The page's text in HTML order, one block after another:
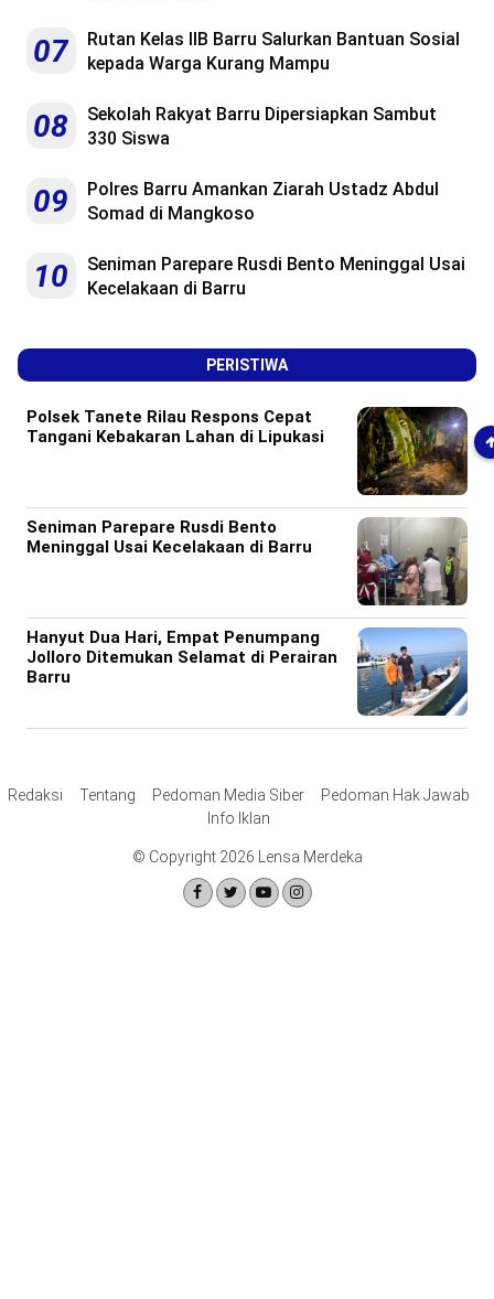
07
Rutan Kelas IIB Barru Salurkan Bantuan Sosial
kepada Warga Kurang Mampu
08
Sekolah Rakyat Barru Dipersiapkan Sambut
330 Siswa
09
Polres Barru Amankan Ziarah Ustadz Abdul
Somad di Mangkoso
10
Seniman Parepare Rusdi Bento Meninggal Usai
Kecelakaan di Barru
PERISTIWA
Polsek Tanete Rilau Respons Cepat
Tangani Kebakaran Lahan di Lipukasi
Seniman Parepare Rusdi Bento
Meninggal Usai Kecelakaan di Barru
Hanyut Dua Hari, Empat Penumpang
Jolloro Ditemukan Selamat di Perairan
Barru
Redaksi Tentang Pedoman Media Siber
Pedoman Hak Jawab
Info Iklan
© Copyright 2026 Lensa Merdeka